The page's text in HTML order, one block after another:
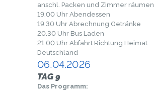
anschl. Packen und Zimmer räumen
19.00 Uhr Abendessen
19.30 Uhr Abrechnung Getränke
20.30 Uhr Bus Laden
21.00 Uhr Abfahrt Richtung Heimat
Deutschland
06.04.2026
TAG 9
Das Programm: